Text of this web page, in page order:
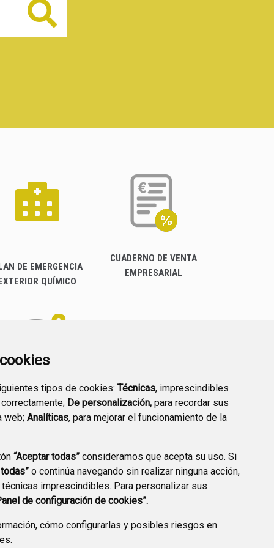
tipos de cookies: Técnicas, imprescindibles
De personalización, para recordar sus
web; Analíticas, para mejorar el funcionamiento de la
“Aceptar todas” consideramos que acepta su uso. Si
o continúa navegando sin realizar ninguna acción,
imprescindibles. Para personalizar sus
de configuración de cookies”.
cómo configurarlas y posibles riesgos en
.
Buscar
DE EMERGENCIA
QUÍMICO
CUADERNO DE VENTA
EMPRESARIAL
PREGUNTAS
FRECUENTES
PLAN DE ACCIÓN LOCAL
2030
DE PRIVACIDAD ACCESIBILIDAD POLÍTICA DE COOKIES